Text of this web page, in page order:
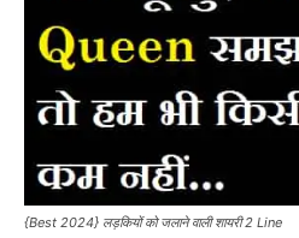
{Best 2024} लड़कियों को जलाने वाली शायरी 2 Line